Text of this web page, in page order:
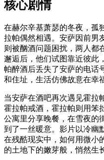
核心剧情
在赫尔辛基萧瑟的冬夜，孤
拉帕偶然相遇。安萨因前男
则被酗酒问题困扰，两人都
邂逅后，他们试图靠近彼此
帕醉酒后丢失了安萨的电话
和住址，生活仿佛故意在幸
当安萨在酒吧再次遇见霍拉
霍拉帕戒酒，霍拉帕则用笨
公寓里分享晚餐，在雪夜的
到了一丝暖意。影片以冷幽
在残酷现实中，如何用微小
的土地下的嫩芽般，悄然生